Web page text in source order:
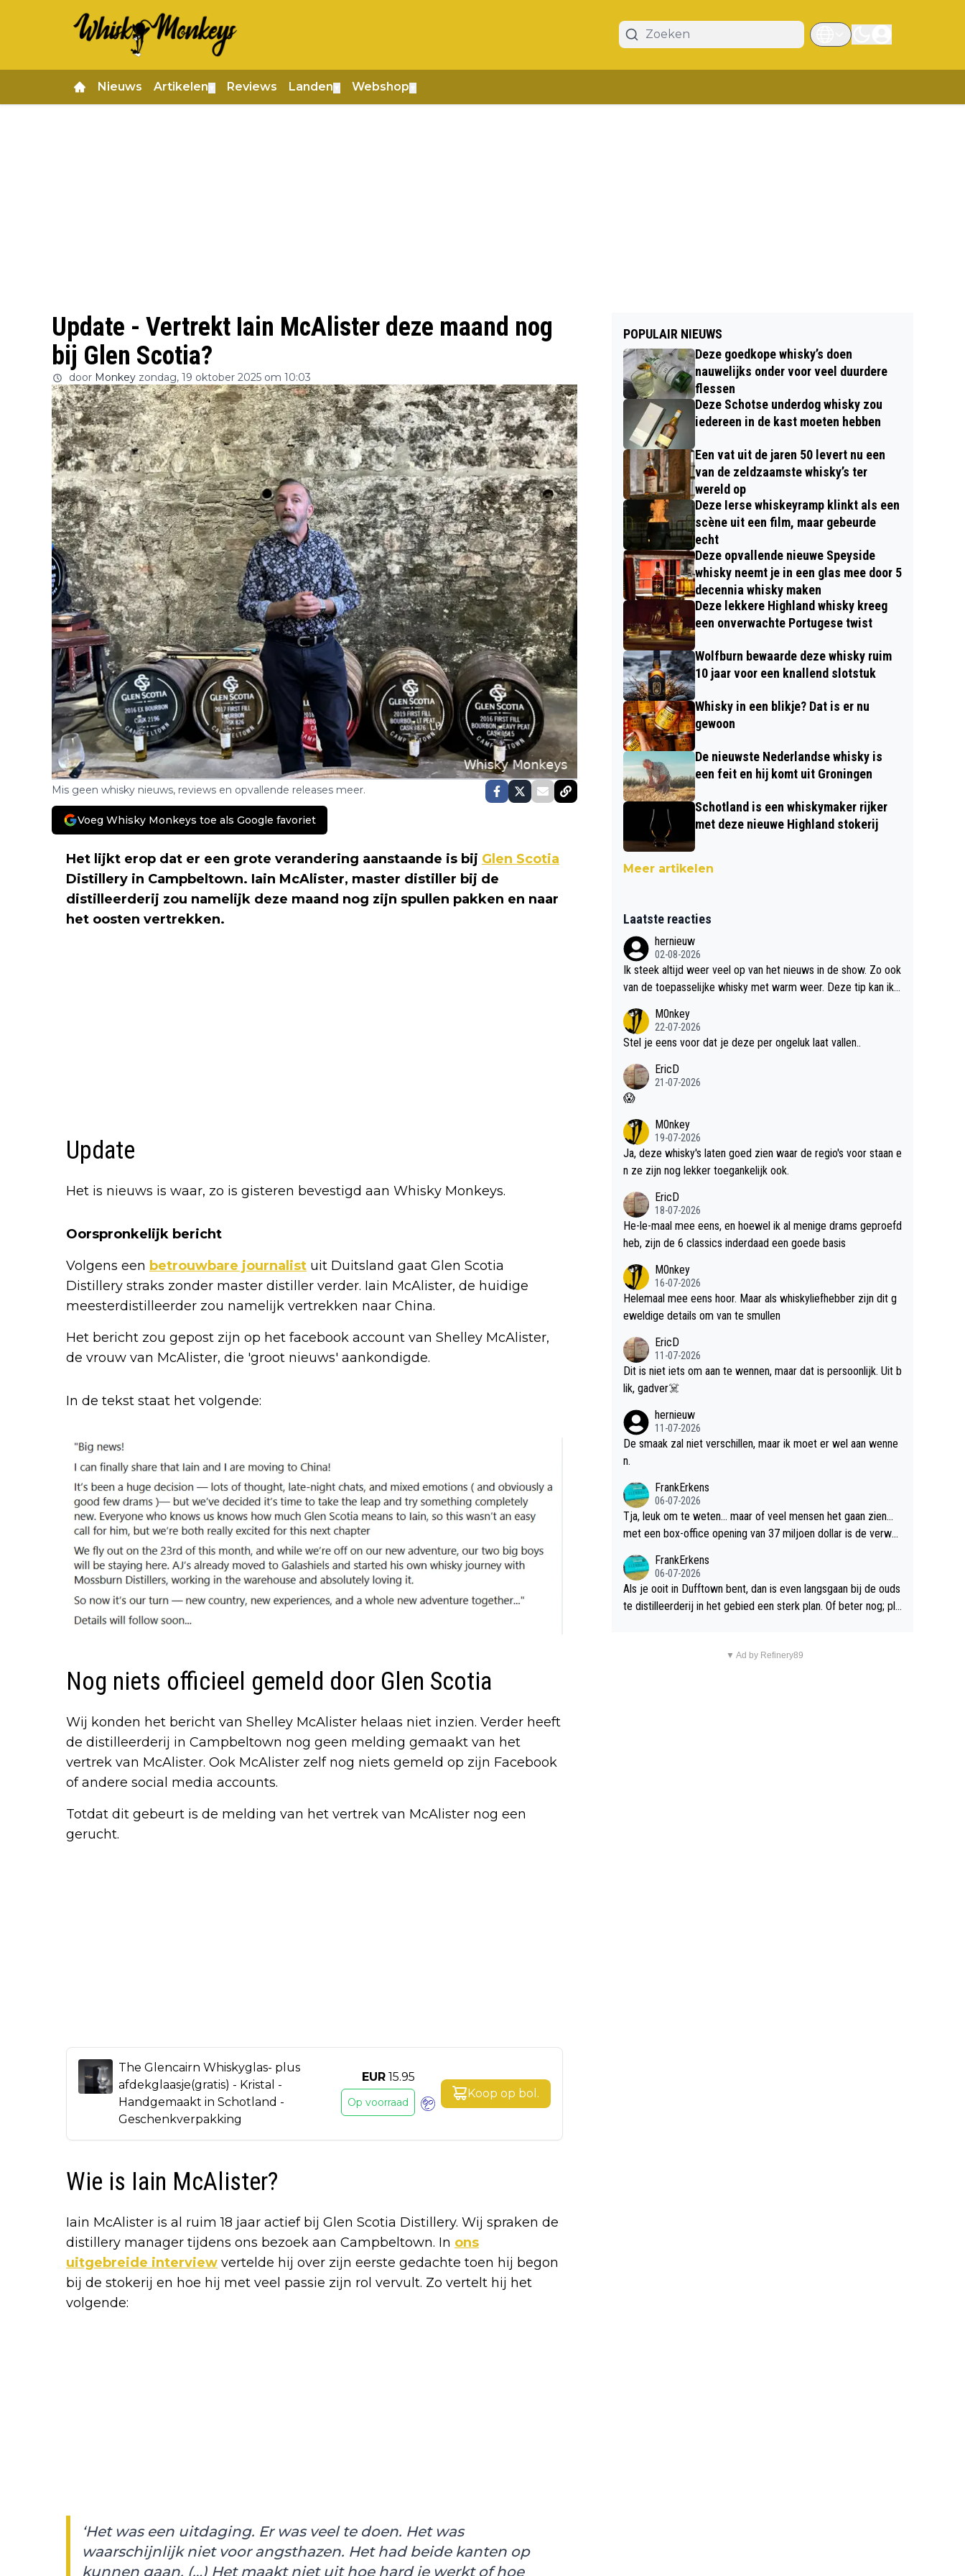
Nieuws Artikelen Reviews Landen Webshop
Update - Vertrekt Iain McAlister deze maand nog
bij Glen Scotia?
door Monkey zondag, 19 oktober 2025 om 10:03
Mis geen whisky nieuws, reviews en opvallende releases meer.
Voeg Whisky Monkeys toe als Google favoriet
Het lijkt erop dat er een grote verandering aanstaande is bij Glen Scotia
Distillery in Campbeltown. Iain McAlister, master distiller bij de
distilleerderij zou namelijk deze maand nog zijn spullen pakken en naar
het oosten vertrekken.
Update
Het is nieuws is waar, zo is gisteren bevestigd aan Whisky Monkeys.
Oorspronkelijk bericht
Volgens een betrouwbare journalist uit Duitsland gaat Glen Scotia
Distillery straks zonder master distiller verder. Iain McAlister, de huidige
meesterdistilleerder zou namelijk vertrekken naar China.
Het bericht zou gepost zijn op het facebook account van Shelley McAlister,
de vrouw van McAlister, die 'groot nieuws' aankondigde.
In de tekst staat het volgende:
Nog niets officieel gemeld door Glen Scotia
Wij konden het bericht van Shelley McAlister helaas niet inzien. Verder heeft
de distilleerderij in Campbeltown nog geen melding gemaakt van het
vertrek van McAlister. Ook McAlister zelf nog niets gemeld op zijn Facebook
of andere social media accounts.
Totdat dit gebeurt is de melding van het vertrek van McAlister nog een
gerucht.
The Glencairn Whiskyglas- plus
afdekglaasje(gratis) - Kristal -
Handgemaakt in Schotland -
Geschenkverpakking
EUR 15.95
Op voorraad
Koop op bol .
Wie is Iain McAlister?
Iain McAlister is al ruim 18 jaar actief bij Glen Scotia Distillery. Wij spraken de
distillery manager tijdens ons bezoek aan Campbeltown. In ons
uitgebreide interview vertelde hij over zijn eerste gedachte toen hij begon
bij de stokerij en hoe hij met veel passie zijn rol vervult. Zo vertelt hij het
volgende:
‘Het was een uitdaging. Er was veel te doen. Het was
waarschijnlijk niet voor angsthazen. Het had beide kanten op
kunnen gaan. (…) Het maakt niet uit hoe hard je werkt of hoe
POPULAIR NIEUWS
Deze goedkope whisky’s doen
nauwelijks onder voor veel duurdere
flessen
Deze Schotse underdog whisky zou
iedereen in de kast moeten hebben
Een vat uit de jaren 50 levert nu een
van de zeldzaamste whisky’s ter
wereld op
Deze Ierse whiskeyramp klinkt als een
scène uit een film, maar gebeurde
echt
Deze opvallende nieuwe Speyside
whisky neemt je in een glas mee door 5
decennia whisky maken
Deze lekkere Highland whisky kreeg
een onverwachte Portugese twist
Wolfburn bewaarde deze whisky ruim
10 jaar voor een knallend slotstuk
Whisky in een blikje? Dat is er nu
gewoon
De nieuwste Nederlandse whisky is
een feit en hij komt uit Groningen
Schotland is een whiskymaker rijker
met deze nieuwe Highland stokerij
Meer artikelen
Laatste reacties
hernieuw
02-08-2026
Ik steek altijd weer veel op van het nieuws in de show. Zo ook
van de toepasselijke whisky met warm weer. Deze tip kan ik
M0nkey
22-07-2026
Stel je eens voor dat je deze per ongeluk laat vallen..
EricD
21-07-2026
😱
M0nkey
19-07-2026
Ja, deze whisky's laten goed zien waar de regio's voor staan e
n ze zijn nog lekker toegankelijk ook.
EricD
18-07-2026
He-le-maal mee eens, en hoewel ik al menige drams geproefd
heb, zijn de 6 classics inderdaad een goede basis
M0nkey
16-07-2026
Helemaal mee eens hoor. Maar als whiskyliefhebber zijn dit g
eweldige details om van te smullen
EricD
11-07-2026
Dit is niet iets om aan te wennen, maar dat is persoonlijk. Uit b
lik, gadver☠️
hernieuw
11-07-2026
De smaak zal niet verschillen, maar ik moet er wel aan wenne
n.
FrankErkens
06-07-2026
Tja, leuk om te weten... maar of veel mensen het gaan zien...
met een box-office opening van 37 miljoen dollar is de verwa
FrankErkens
06-07-2026
Als je ooit in Dufftown bent, dan is even langsgaan bij de ouds
te distilleerderij in het gebied een sterk plan. Of beter nog; pla
▼ Ad by Refinery89